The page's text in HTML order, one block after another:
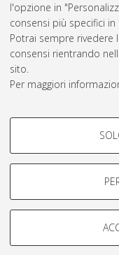
l'opzione in
consensi più specifici
Potrai sempre rivedere
consensi rientrando
sito.
Per maggiori
COOKIE DI
Si tratta di cookie
navigazione degli
Mostra cookie di
COOKIE TECNICI -
Rss 1.0
Rss 2.0
AMS Laurea
Impostazioni Cookie
Informativa sulla
Condizioni d’uso